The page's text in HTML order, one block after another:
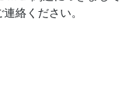
絡ください。